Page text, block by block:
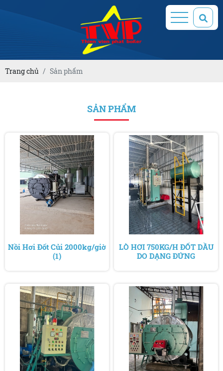
Trang chủ Sản phẩm
SẢN PHẨM
Nồi Hơi Đốt Củi 2000kg/giờ
(1)
LÒ HƠI 750KG/H ĐỐT DẦU
DO DẠNG ĐỨNG